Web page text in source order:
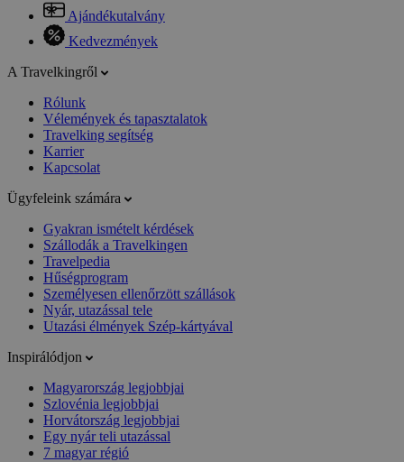
Ajándékutalvány
Kedvezmények
A Travelkingről
Rólunk
Vélemények és tapasztalatok
Travelking segítség
Karrier
Kapcsolat
Ügyfeleink számára
Gyakran ismételt kérdések
Szállodák a Travelkingen
Travelpedia
Hűségprogram
Személyesen ellenőrzött szállások
Nyár, utazással tele
Utazási élmények Szép-kártyával
Inspirálódjon
Magyarország legjobbjai
Szlovénia legjobbjai
Horvátország legjobbjai
Egy nyár teli utazással
7 magyar régió